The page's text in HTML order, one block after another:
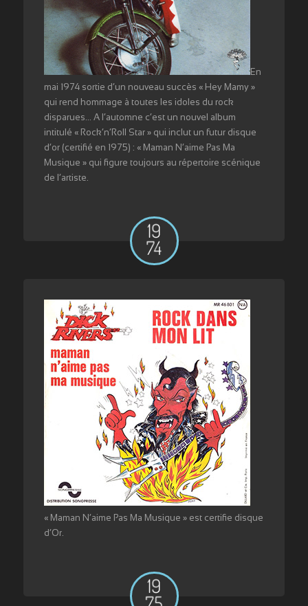
En
mai 1974 sortie d’un nouveau succès « Hey Mamy »
qui rend hommage à toutes les idoles du rock
disparues… A l’automne c’est un nouvel album
intitulé « Rock’n’Roll Star » qui inclut un futur disque
d’or (certifié en 1975) : « Maman N’aime Pas Ma
Musique » qui figure toujours au répertoire scénique
de l’artiste.
« Maman N’aime Pas Ma Musique » est certifie disque
d’Or.